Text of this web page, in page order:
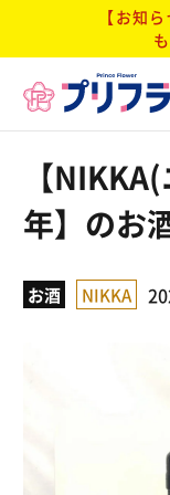
【お知
【
年】のお
お酒 NIKKA